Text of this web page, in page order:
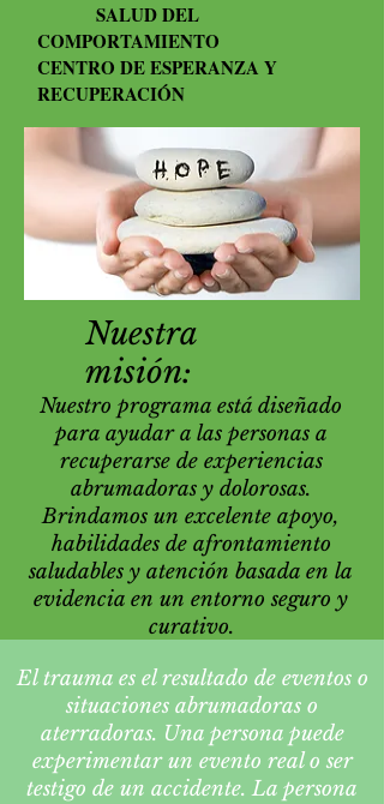
SALUD DEL
COMPORTAMIENTO
CENTRO DE ESPERANZA Y
RECUPERACIÓN
Nuestra
misión:
Nuestro programa está diseñado
para ayudar a las personas a
recuperarse de experiencias
abrumadoras y dolorosas.
Brindamos un excelente apoyo,
habilidades de afrontamiento
saludables y atención basada en la
evidencia en un entorno seguro y
curativo.
El trauma es el resultado de eventos o
situaciones abrumadoras o
aterradoras. Una persona puede
experimentar un evento real o ser
testigo de un accidente. La persona